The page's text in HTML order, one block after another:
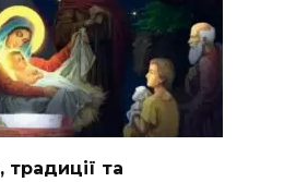
традиції та